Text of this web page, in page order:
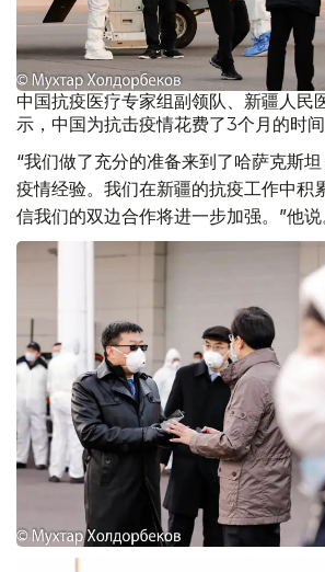
中国抗疫医疗专家组副领队、新疆人民
示，中国为抗击疫情花费了3个月的时间
“我们做了充分的准备来到了哈萨克斯
疫情经验。我们在新疆的抗疫工作中积
信我们的双边合作将进一步加强。”他说